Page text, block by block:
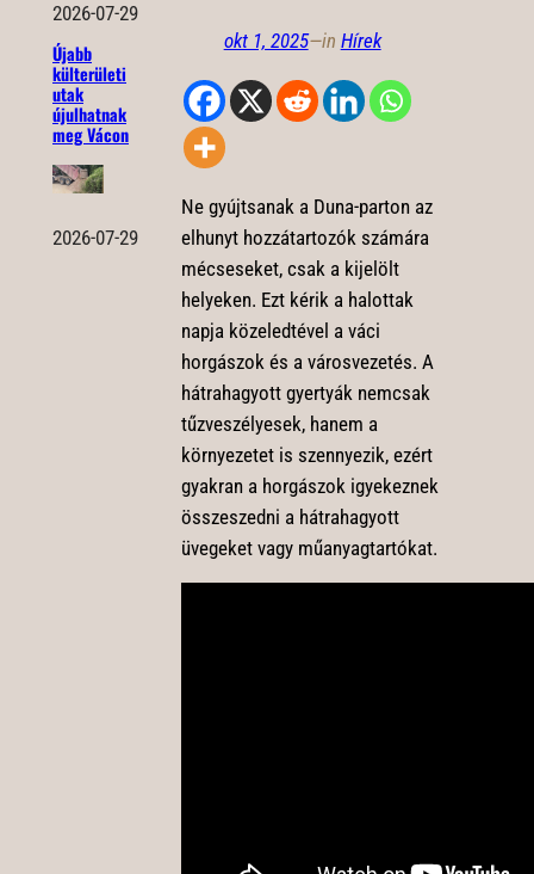
2026-07-29
Újabb
külterületi
utak
újulhatnak
meg Vácon
2026-07-29
okt 1, 2025—in Hírek
Ne gyújtsanak a Duna-parton az
elhunyt hozzátartozók számára
mécseseket, csak a kijelölt
helyeken. Ezt kérik a halottak
napja közeledtével a váci
horgászok és a városvezetés. A
hátrahagyott gyertyák nemcsak
tűzveszélyesek, hanem a
környezetet is szennyezik, ezért
gyakran a horgászok igyekeznek
összeszedni a hátrahagyott
üvegeket vagy műanyagtartókat.